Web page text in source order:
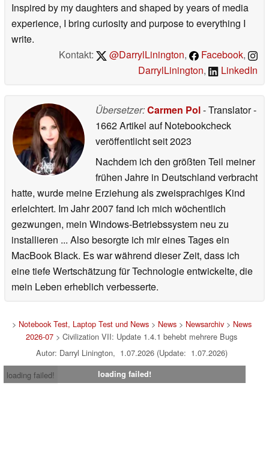
Inspired by my daughters and shaped by years of media
experience, I bring curiosity and purpose to everything I
write.
Kontakt:
@DarrylLinington, Facebook,
DarrylLinington, LinkedIn
Übersetzer:Carmen Pol- Translator-
1662 Artikel auf Notebookcheck
veröffentlichtseit 2023
Nachdem ich den größten Teil meiner
frühen Jahre in Deutschland verbracht
hatte, wurde meine Erziehung als zweisprachiges Kind
erleichtert. Im Jahr 2007 fand ich mich wöchentlich
gezwungen, mein Windows-Betriebssystem neu zu
installieren ... Also besorgte ich mir eines Tages ein
MacBook Black. Es war während dieser Zeit, dass ich
eine tiefe Wertschätzung für Technologie entwickelte, die
mein Leben erheblich verbesserte.
> Notebook Test, Laptop Test und News> News> Newsarchiv> News
2026-07 > Civilization VII: Update 1.4.1 behebt mehrere Bugs
Autor: Darryl Linington, 1.07.2026 (Update: 1.07.2026)
loading failed!
loading failed!